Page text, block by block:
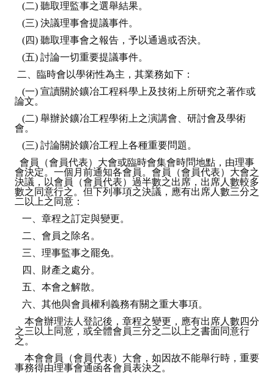
(二) 聽取理監事之選舉結果。
(三) 決議理事會提議事件。
(四) 聽取理事會之報告，予以通過或否決。
(五) 討論一切重要提議事件。
二、臨時會以學術性為主，其業務如下：
(一) 宣讀關於鑛冶工程科學上及技術上所研究之著作或
論文。
(二) 舉辦於鑛冶工程學術上之演講會、研討會及學術
會。
(三) 討論關於鑛冶工程上各種重要問題。
會員（會員代表）大會或臨時會集會時問地點，由理事
會決定。一個月前通知各會員。會員（會員代表）大會之
決議，以會員（會員代表）過半數之出席，出席人數較多
數之同意行之。但下列事項之決議，應有出席人數三分之
二以上之同意：
一、章程之訂定與變更。
二、會員之除名。
三、理事監事之罷免。
四、財產之處分。
五、本會之解散。
六、其他與會員權利義務有關之重大事項。
本會辦理法人登記後，章程之變更，應有出席人數四分
之三以上同意，或全體會員三分之二以上之書面同意行
之。
本會會員（會員代表）大會，如因故不能舉行時，重要
事務得由理事會通函各會員表決之。